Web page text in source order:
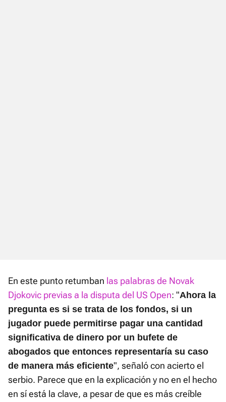
En este punto retumban las palabras de Novak
Djokovic previas a la disputa del US Open: "Ahora la
pregunta es si se trata de los fondos, si un
jugador puede permitirse pagar una cantidad
significativa de dinero por un bufete de
abogados que entonces representaría su caso
de manera más eficiente", señaló con acierto el
serbio. Parece que en la explicación y no en el hecho
en sí está la clave, a pesar de que es más creíble